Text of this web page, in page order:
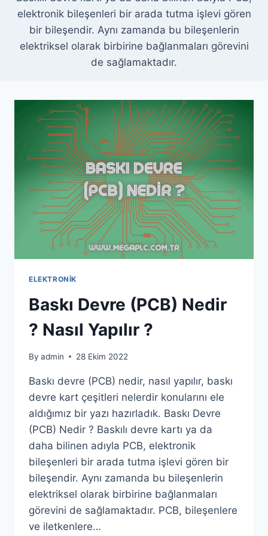
elektronik bileşenleri bir arada tutma işlevi gören
bir bileşendir. Aynı zamanda bu bileşenlerin
elektriksel olarak birbirine bağlanmaları görevini
de sağlamaktadır.
ELEKTRONIK
Baskı Devre (PCB) Nedir
? Nasıl Yapılır ?
By admin 28 Ekim 2022
Baskı devre (PCB) nedir, nasıl yapılır, baskı
devre kart çeşitleri nelerdir konularını ele
aldığımız bir yazı hazırladık. Baskı Devre
(PCB) Nedir ? Baskılı devre kartı ya da
daha bilinen adıyla PCB, elektronik
bileşenleri bir arada tutma işlevi gören bir
bileşendir. Aynı zamanda bu bileşenlerin
elektriksel olarak birbirine bağlanmaları
görevini de sağlamaktadır. PCB, bileşenlere
ve iletkenlere…